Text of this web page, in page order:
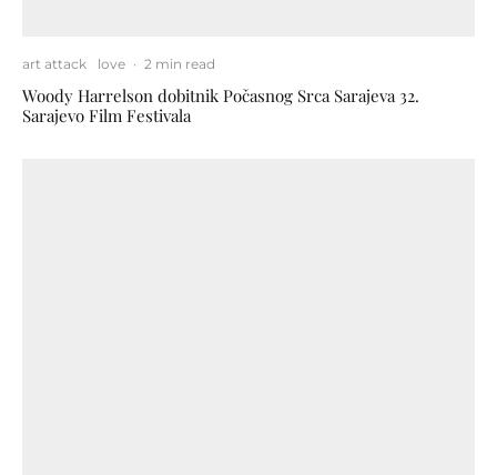
art attack love · 2 min read
Woody Harrelson dobitnik Počasnog Srca Sarajeva 32.
Sarajevo Film Festivala